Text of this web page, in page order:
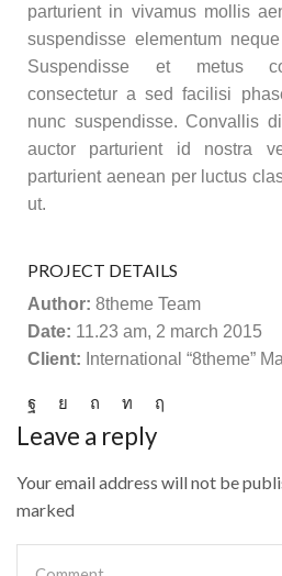
parturient in vivamus mollis
suspendisse elementum
Suspendisse et metus
consectetur a sed facilisi
nunc suspendisse. Convallis
auctor parturient id nostra
parturient aenean per luctus
ut.
PROJECT DETAILS
Author: 8theme Team
Date: 11.23 am, 2 march 2015
Client: International “8theme”
Leave a reply
Your email address will not be
marked